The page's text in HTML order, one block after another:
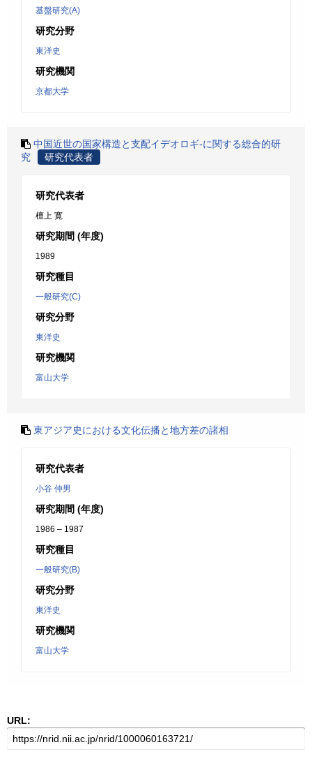
基盤研究(A)
研究分野
東洋史
研究機関
京都大学
中国近世の国家構造と支配イデオロギ-に関する総合的研
究
研究代表者
研究代表者
檀上 寛
研究期間 (年度)
1989
研究種目
一般研究(C)
研究分野
東洋史
研究機関
富山大学
東アジア史における文化伝播と地方差の諸相
研究代表者
小谷 仲男
研究期間 (年度)
1986 – 1987
研究種目
一般研究(B)
研究分野
東洋史
研究機関
富山大学
URL: